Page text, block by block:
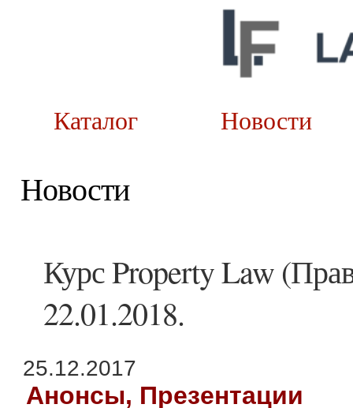
Каталог
Новости
Курс Property Law
22.01.2018.
25.12.2017
Анонсы, Презентации